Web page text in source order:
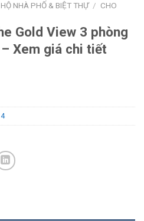
NHÀ PHỐ & BIỆT THỰ / CHO
Gold View 3 phòng
Xem giá chi tiết